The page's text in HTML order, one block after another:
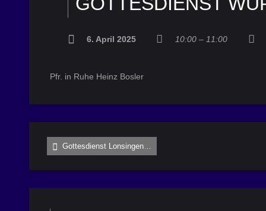
6. April 2025 10:00 – 11:00
Pfr. in Ruhe Heinz Bosler
Gottesdienst Lonsingen…